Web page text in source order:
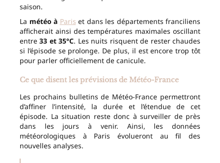
saison.
La météo à Paris et dans les départements franciliens
afficherait ainsi des températures maximales oscillant
entre33 et 35°C. Les nuits risquent de rester chaudes
si l’épisode se prolonge. De plus, il est encore trop tôt
pour parler officiellement de canicule.
Ce que disent les prévisions de Météo-France
Les prochains bulletins de Météo-France permettront
d’affiner l’intensité, la durée et l’étendue de cet
épisode. La situation reste donc à surveiller de près
dans les jours à venir. Ainsi, les données
météorologiques à Paris évolueront au fil des
nouvelles analyses.